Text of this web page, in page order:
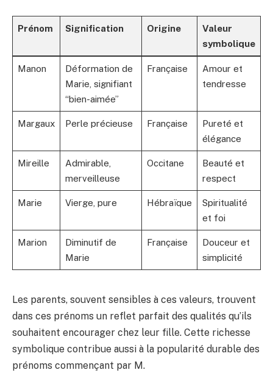
Prénom Signification Origine
Valeur
symbolique
Manon
Déformation de
Marie, signifiant
“bien-aimée”
Française
Amour et
tendresse
Margaux Perle précieuse Française
Pureté et
élégance
Mireille
Admirable,
merveilleuse
Occitane
Beauté et
respect
Marie Vierge, pure Hébraïque
Spiritualité
et foi
Marion
Diminutif de
Marie
Française
Douceur et
simplicité
Les parents, souvent sensibles à ces valeurs, trouvent
dans ces prénoms un reflet parfait des qualités qu’ils
souhaitent encourager chez leur fille. Cette richesse
symbolique contribue aussi à la popularité durable des
prénoms commençant par M.